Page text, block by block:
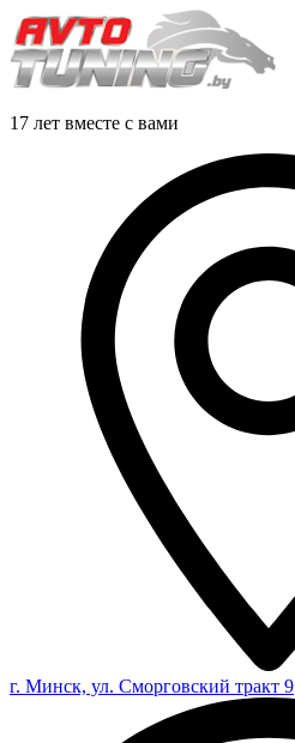
17 лет вместе с вами
г. Минск, ул. Сморговский тракт 9